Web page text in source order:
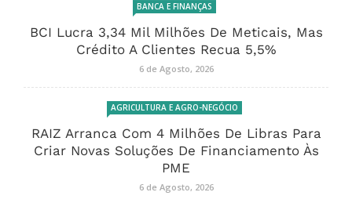
BANCA E FINANÇAS
BCI Lucra 3,34 Mil Milhões De Meticais, Mas
Crédito A Clientes Recua 5,5%
6 de Agosto, 2026
AGRICULTURA E AGRO-NEGÓCIO
RAIZ Arranca Com 4 Milhões De Libras Para
Criar Novas Soluções De Financiamento Às
PME
6 de Agosto, 2026